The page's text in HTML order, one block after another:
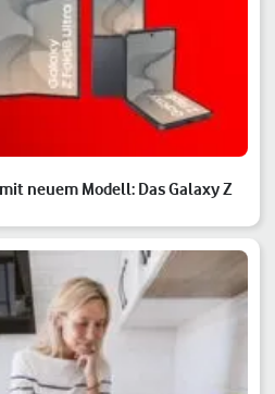
neuem Modell: Das Galaxy Z